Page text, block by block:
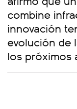
combine
innovación
evolución de
los próximos